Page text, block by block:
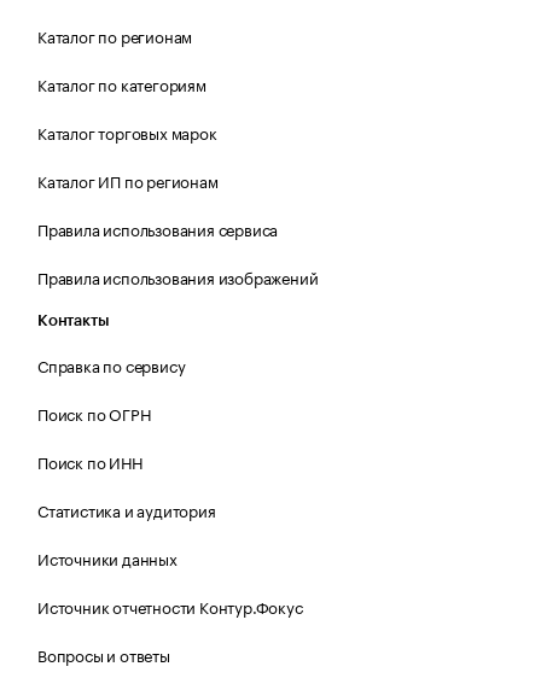
Каталог по регионам
Каталог по категориям
Каталог торговых марок
Каталог ИП по регионам
Правила использования сервиса
Правила использования изображений
Контакты
Справка по сервису
Поиск по ОГРН
Поиск по ИНН
Статистика и аудитория
Источники данных
Источник отчетности Контур.Фокус
Вопросы и ответы